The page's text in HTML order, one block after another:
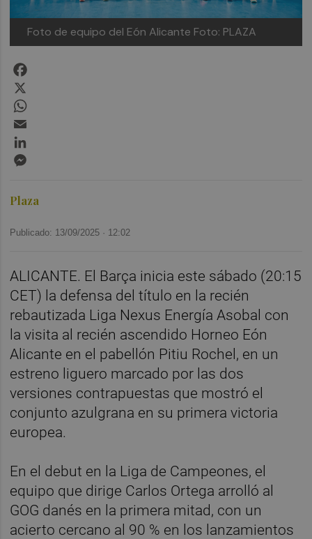
Foto de equipo del Eón Alicante Foto: PLAZA
Plaza
Publicado: 13/09/2025 · 12:02
ALICANTE. El Barça inicia este sábado (20:15
CET) la defensa del título en la recién
rebautizada Liga Nexus Energía Asobal con
la visita al recién ascendido Horneo Eón
Alicante en el pabellón Pitiu Rochel, en un
estreno liguero marcado por las dos
versiones contrapuestas que mostró el
conjunto azulgrana en su primera victoria
europea.
En el debut en la Liga de Campeones, el
equipo que dirige Carlos Ortega arrolló al
GOG danés en la primera mitad, con un
acierto cercano al 90 % en los lanzamientos